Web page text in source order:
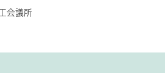
会議所